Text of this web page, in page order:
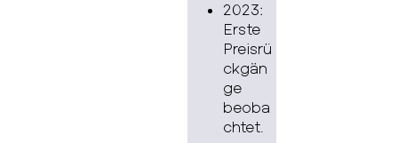
2023:
Erste
Preisrü
ckgän
ge
beoba
chtet.